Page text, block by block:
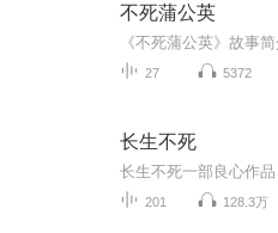
不死蒲公英
27 5372
长生不死
201 128.3万